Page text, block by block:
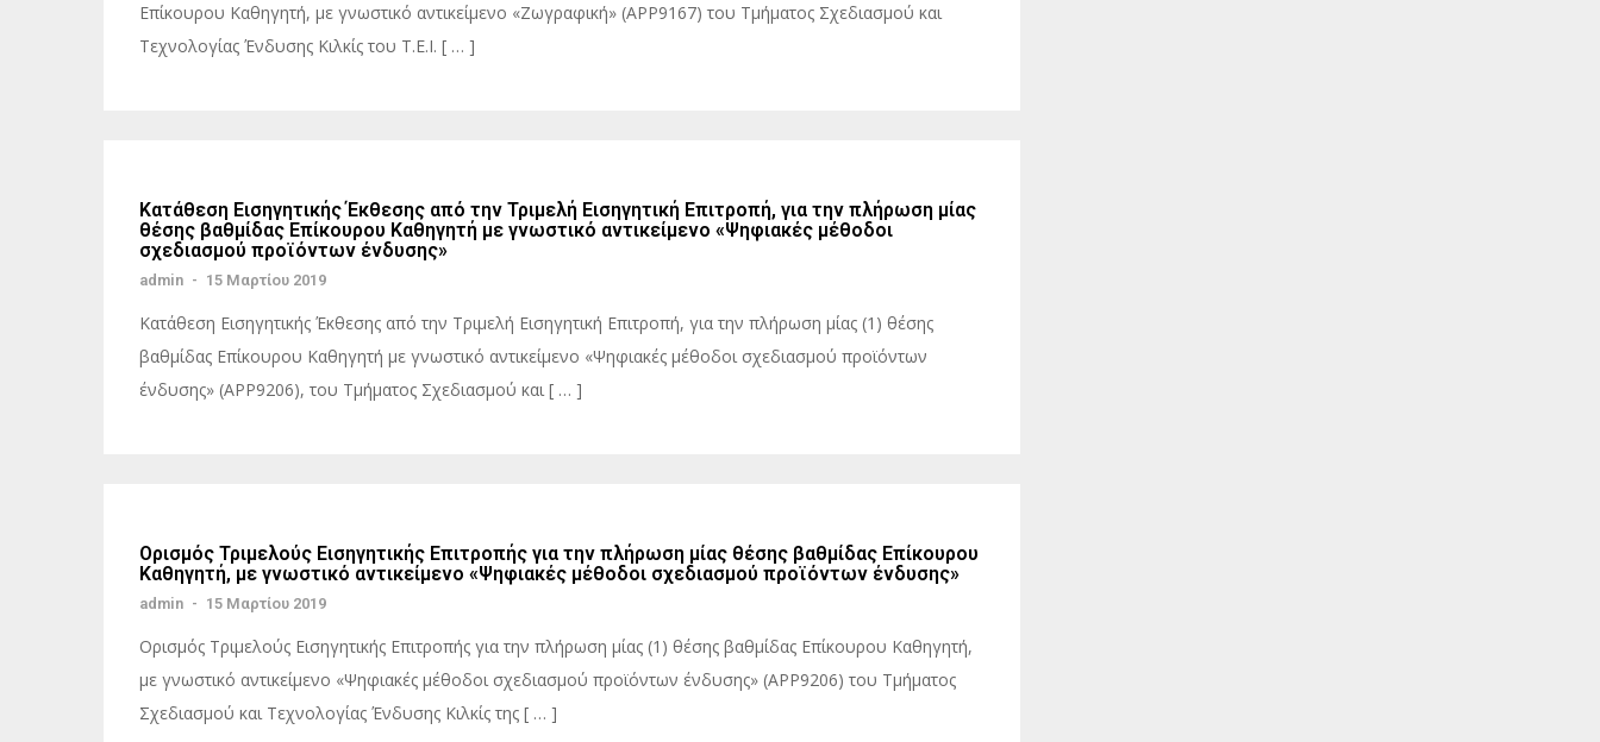
Επίκουρου Καθηγητή, με γνωστικό αντικείμενο «Ζωγραφική» (ΑPP9167) του Τμήματος Σχεδιασμού και
Τεχνολογίας Ένδυσης Κιλκίς του Τ.Ε.Ι. [ … ]
Κατάθεση Εισηγητικής Έκθεσης από την Τριμελή Εισηγητική Επιτροπή, για την πλήρωση μίας
θέσης βαθμίδας Επίκουρου Καθηγητή με γνωστικό αντικείμενο «Ψηφιακές μέθοδοι
σχεδιασμού προϊόντων ένδυσης»
admin - 15 Μαρτίου 2019
Κατάθεση Εισηγητικής Έκθεσης από την Τριμελή Εισηγητική Επιτροπή, για την πλήρωση μίας (1) θέσης
βαθμίδας Επίκουρου Καθηγητή με γνωστικό αντικείμενο «Ψηφιακές μέθοδοι σχεδιασμού προϊόντων
ένδυσης» (ΑPP9206), του Τμήματος Σχεδιασμού και [ … ]
Ορισμός Τριμελούς Εισηγητικής Επιτροπής για την πλήρωση μίας θέσης βαθμίδας Επίκουρου
Καθηγητή, με γνωστικό αντικείμενο «Ψηφιακές μέθοδοι σχεδιασμού προϊόντων ένδυσης»
admin - 15 Μαρτίου 2019
Ορισμός Τριμελούς Εισηγητικής Επιτροπής για την πλήρωση μίας (1) θέσης βαθμίδας Επίκουρου Καθηγητή,
με γνωστικό αντικείμενο «Ψηφιακές μέθοδοι σχεδιασμού προϊόντων ένδυσης» (ΑPP9206) του Τμήματος
Σχεδιασμού και Τεχνολογίας Ένδυσης Κιλκίς της [ … ]